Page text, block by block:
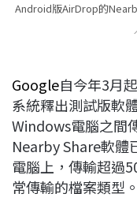
Android版AirDrop的
Google自今年3月
系統釋出測試版軟
Windows電腦之間
Nearby Share軟體
電腦上，傳輸超過
常傳輸的檔案類型。